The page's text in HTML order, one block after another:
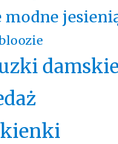
modne
damskie